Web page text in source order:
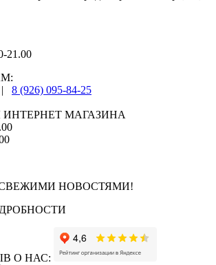
21.00
| 8 (926) 095-84-25
МАГАЗИНА
СВЕЖИМИ НОВОСТЯМИ!
О НАС: